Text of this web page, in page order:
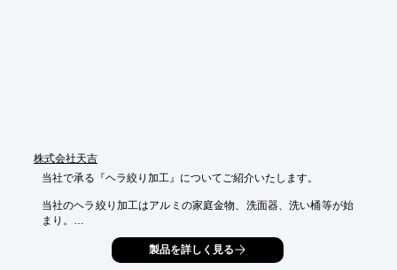
株式会社天吉
当社で承る『ヘラ絞り加工』についてご紹介いたします。
当社のヘラ絞り加工はアルミの家庭金物、洗面器、洗い桶等が始
まり。
現在はアルミニウム・鉄・ステンレス・銅・真鍮等の材料で外食
製品を詳しく見る